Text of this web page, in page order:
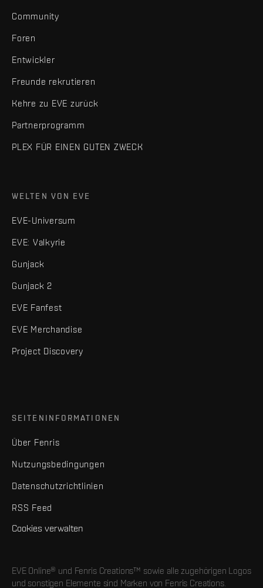
Community
Foren
Entwickler
Freunde rekrutieren
Kehre zu EVE zurück
Partnerprogramm
PLEX FÜR EINEN GUTEN ZWECK
WELTEN VON EVE
EVE-Universum
EVE: Valkyrie
Gunjack
Gunjack 2
EVE Fanfest
EVE Merchandise
Project Discovery
SEITENINFORMATIONEN
Über Fenris
Nutzungsbedingungen
Datenschutzrichtlinien
RSS Feed
Cookies verwalten
EVE Online® und Fenris Creations™ sowie alle zugehörigen Logos
und sonstigen Elemente sind Marken von Fenris Creations.